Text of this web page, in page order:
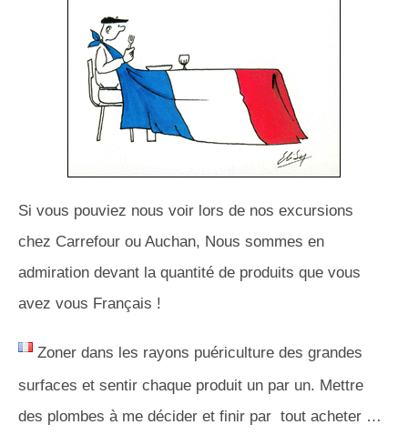
Si vous pouviez nous voir lors de nos excursions
chez Carrefour ou Auchan, Nous sommes en
admiration devant la quantité de produits que vous
avez vous Français !
Zoner dans les rayons puériculture des grandes
surfaces et sentir chaque produit un par un. Mettre
des plombes à me décider et finir par tout acheter …